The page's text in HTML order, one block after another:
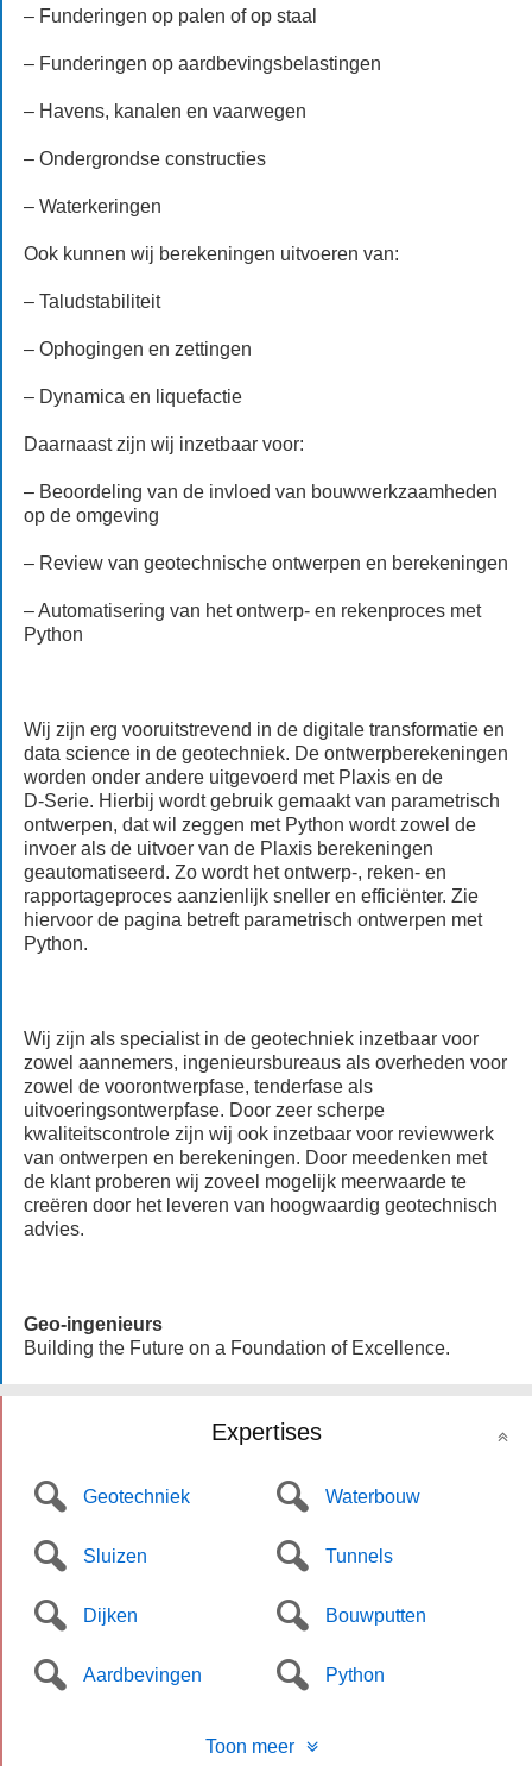
– Funderingen op palen of op staal
– Funderingen op aardbevingsbelastingen
– Havens, kanalen en vaarwegen
– Ondergrondse constructies
– Waterkeringen
Ook kunnen wij berekeningen uitvoeren van:
– Taludstabiliteit
– Ophogingen en zettingen
– Dynamica en liquefactie
Daarnaast zijn wij inzetbaar voor:
– Beoordeling van de invloed van bouwwerkzaamheden
op de omgeving
– Review van geotechnische ontwerpen en berekeningen
– Automatisering van het ontwerp- en rekenproces met
Python
Wij zijn erg vooruitstrevend in de digitale transformatie en
data science in de geotechniek. De ontwerpberekeningen
worden onder andere uitgevoerd met Plaxis en de
D‑Serie. Hierbij wordt gebruik gemaakt van parametrisch
ontwerpen, dat wil zeggen met Python wordt zowel de
invoer als de uitvoer van de Plaxis berekeningen
geautomatiseerd. Zo wordt het ontwerp-, reken- en
rapportageproces aanzienlijk sneller en efficiënter. Zie
hiervoor de pagina betreft parametrisch ontwerpen met
Python.
Wij zijn als specialist in de geotechniek inzetbaar voor
zowel aannemers, ingenieursbureaus als overheden voor
zowel de voorontwerpfase, tenderfase als
uitvoeringsontwerpfase. Door zeer scherpe
kwaliteitscontrole zijn wij ook inzetbaar voor reviewwerk
van ontwerpen en berekeningen. Door meedenken met
de klant proberen wij zoveel mogelijk meerwaarde te
creëren door het leveren van hoogwaardig geotechnisch
advies.
Geo-ingenieurs
Building the Future on a Foundation of Excellence.
Expertises
Geotechniek Waterbouw
Sluizen Tunnels
Dijken Bouwputten
Aardbevingen Python
Toon meer